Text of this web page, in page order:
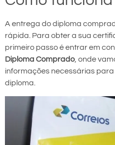
A entrega do diploma
rápida. Para obter a sua
primeiro passo é entrar em
Diploma Comprado, onde
informações necessárias
diploma.